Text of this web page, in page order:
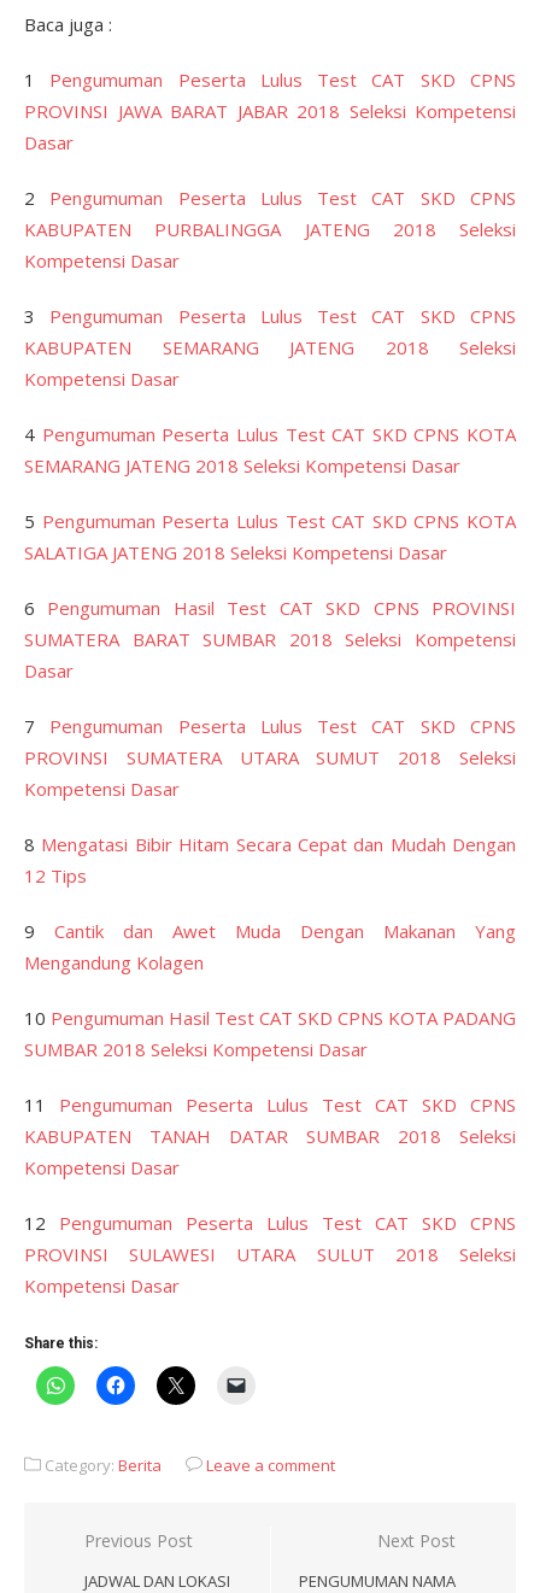
Baca juga :
1 Pengumuman Peserta Lulus Test CAT SKD CPNS
PROVINSI JAWA BARAT JABAR 2018 Seleksi Kompetensi
Dasar
2 Pengumuman Peserta Lulus Test CAT SKD CPNS
KABUPATEN PURBALINGGA JATENG 2018 Seleksi
Kompetensi Dasar
3 Pengumuman Peserta Lulus Test CAT SKD CPNS
KABUPATEN SEMARANG JATENG 2018 Seleksi
Kompetensi Dasar
4 Pengumuman Peserta Lulus Test CAT SKD CPNS KOTA
SEMARANG JATENG 2018 Seleksi Kompetensi Dasar
5 Pengumuman Peserta Lulus Test CAT SKD CPNS KOTA
SALATIGA JATENG 2018 Seleksi Kompetensi Dasar
6 Pengumuman Hasil Test CAT SKD CPNS PROVINSI
SUMATERA BARAT SUMBAR 2018 Seleksi Kompetensi
Dasar
7 Pengumuman Peserta Lulus Test CAT SKD CPNS
PROVINSI SUMATERA UTARA SUMUT 2018 Seleksi
Kompetensi Dasar
8 Mengatasi Bibir Hitam Secara Cepat dan Mudah Dengan
12 Tips
9 Cantik dan Awet Muda Dengan Makanan Yang
Mengandung Kolagen
10 Pengumuman Hasil Test CAT SKD CPNS KOTA PADANG
SUMBAR 2018 Seleksi Kompetensi Dasar
11 Pengumuman Peserta Lulus Test CAT SKD CPNS
KABUPATEN TANAH DATAR SUMBAR 2018 Seleksi
Kompetensi Dasar
12 Pengumuman Peserta Lulus Test CAT SKD CPNS
PROVINSI SULAWESI UTARA SULUT 2018 Seleksi
Kompetensi Dasar
Share this:
Category: Berita Leave a comment
Post
navigation
Previous Post
JADWAL DAN LOKASI
Next Post
PENGUMUMAN NAMA